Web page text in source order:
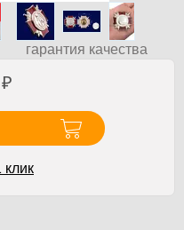
гарантия качества
₽
клик